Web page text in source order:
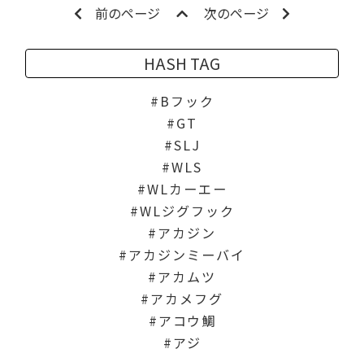
前のページ 次のページ
HASH TAG
Bフック
GT
SLJ
WLS
WLカーエー
WLジグフック
アカジン
アカジンミーバイ
アカムツ
アカメフグ
アコウ鯛
アジ